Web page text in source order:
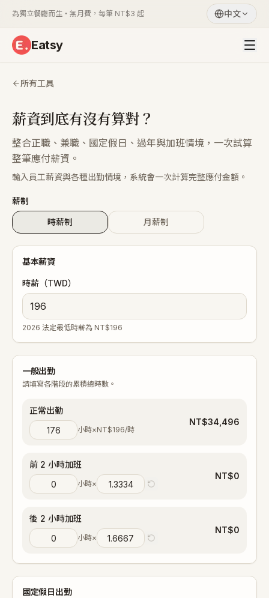
為獨立餐廳而生・無月費，每筆 NT$3 起 中文
Eatsy
所有工具
薪資到底有沒有算對？
整合正職、兼職、國定假日、過年與加班情境，一次試算
整筆應付薪資。
輸入員工薪資與各種出勤情境，系統會一次計算完整應付金額。
薪制
時薪制 月薪制
基本薪資
時薪（TWD）
2026 法定最低時薪為 NT$196
一般出勤
請填寫各階段的累積總時數。
正常出勤
小時×NT$196/時
NT$34,496
前 2 小時加班
小時×
NT$0
後 2 小時加班
小時×
NT$0
國定假日出勤